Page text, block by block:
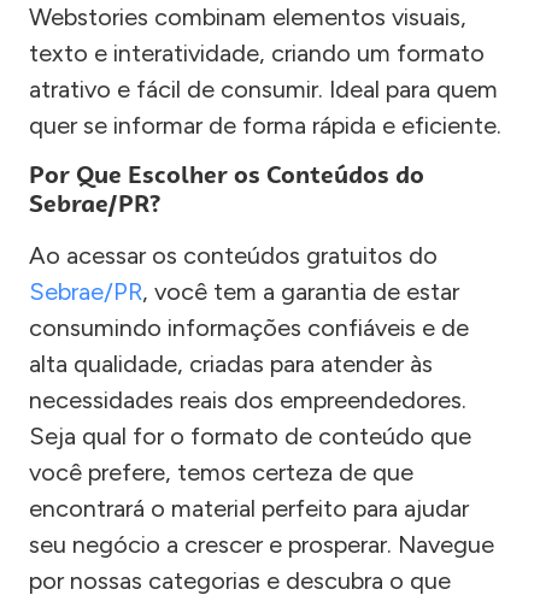
Webstories combinam elementos visuais,
texto e interatividade, criando um formato
atrativo e fácil de consumir. Ideal para quem
quer se informar de forma rápida e eficiente.
Por Que Escolher os Conteúdos do
Sebrae/PR?
Ao acessar os conteúdos gratuitos do
Sebrae/PR, você tem a garantia de estar
consumindo informações confiáveis e de
alta qualidade, criadas para atender às
necessidades reais dos empreendedores.
Seja qual for o formato de conteúdo que
você prefere, temos certeza de que
encontrará o material perfeito para ajudar
seu negócio a crescer e prosperar. Navegue
por nossas categorias e descubra o que